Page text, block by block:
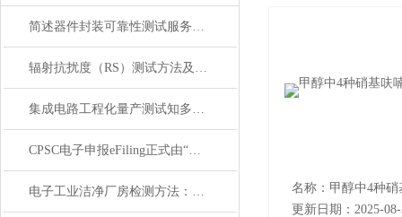
简述器件封装可靠性测试服务的重要性
辐射抗扰度（RS）测试方法及IEC61000-4-3标准解读
集成电路工程化量产测试知多少？
CPSC电子申报eFiling正式由“自愿试点“转为“强制执行
电子工业洁净厂房检测方法：如何确保精密生产环境无污染？
更新日期：2025-